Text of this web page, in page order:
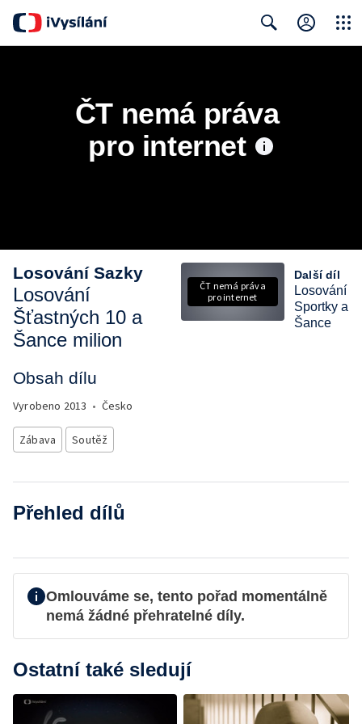
ČT nemá práva
pro internet
Losování Sazky
Losování
Šťastných 10 a
Šance milion
Obsah dílu
Vyrobeno 2013 • Česko
Zábava Soutěž
ČT nemá práva
pro internet
Další díl
Losování
Sportky a
Šance
Přehled dílů
Omlouváme se, tento pořad momentálně
nemá žádné přehratelné díly.
Ostatní také sledují